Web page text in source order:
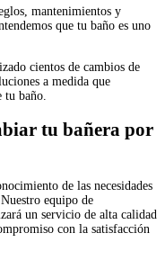
mantenimientos y
que tu baño es uno
cientos de cambios de
a medida que
baño.
tu bañera por
de las necesidades
equipo de
un servicio de alta calidad
con la satisfacción